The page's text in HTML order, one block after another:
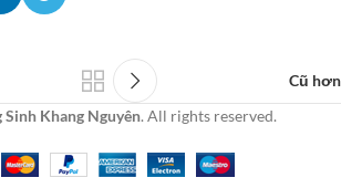
Cũ hơn
Sinh Khang Nguyên. All rights reserved.